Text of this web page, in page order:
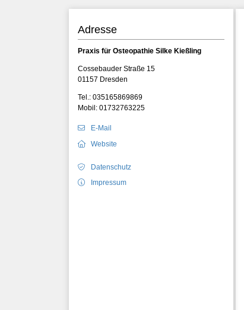
Adresse
Praxis für Osteopathie Silke Kießling
Cossebauder Straße 15
01157 Dresden
Tel.: 035165869869
Mobil: 01732763225
E-Mail
Website
Datenschutz
Impressum